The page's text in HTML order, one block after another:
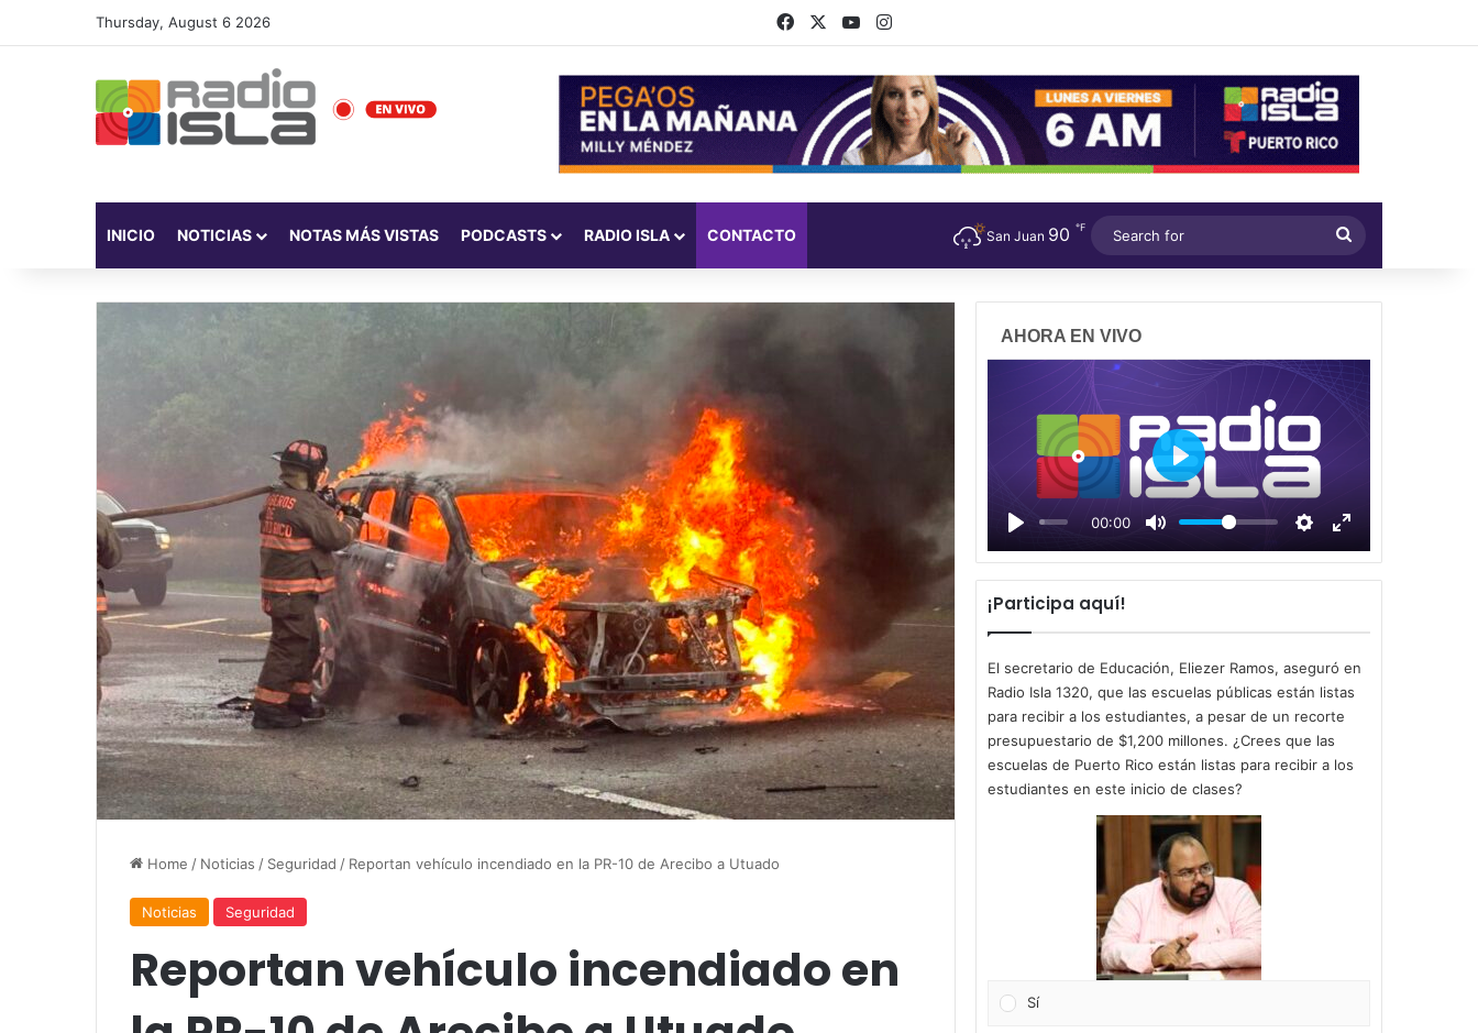
Thursday, August 6 2026 FacebookYouTubeInstagram
INICIO NOTICIAS NOTAS MÁS VISTAS PODCASTS RADIO ISLA CONTACTO San Juan 90 ℉
for
Home / Noticias / Seguridad / Reportan vehículo incendiado en la PR-10 de Arecibo a Utuado
Noticias Seguridad
Reportan vehículo incendiado en
AHORA EN VIVO
00:00
P
l
a
y
¡Participa aquí!
El secretario de Educación, Eliezer Ramos, aseguró en
Radio Isla 1320, que las escuelas públicas están listas
para recibir a los estudiantes, a pesar de un recorte
presupuestario de $1,200 millones. ¿Crees que las
escuelas de Puerto Rico están listas para recibir a los
estudiantes en este inicio de clases?
Sí